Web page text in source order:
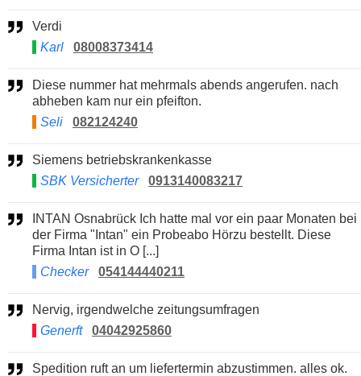
Verdi
Karl
08008373414
Diese nummer hat mehrmals abends angerufen. nach
abheben kam nur ein pfeifton.
Seli
082124240
Siemens betriebskrankenkasse
SBK Versicherter
0913140083217
der Firma "Intan" ein Probeabo Hörzu bestellt. Diese
Firma Intan ist in O [...]
Checker
054144440211
Nervig, irgendwelche zeitungsumfragen
Generft
04042925860
Spedition ruft an um liefertermin abzustimmen. alles ok.